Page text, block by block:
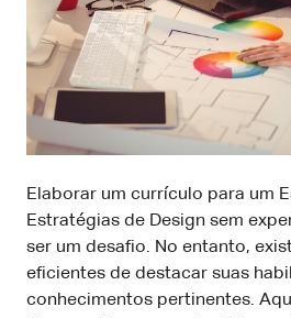
Elaborar um currículo para um
Estratégias de Design sem
ser um desafio. No entanto,
eficientes de destacar suas
conhecimentos pertinentes.